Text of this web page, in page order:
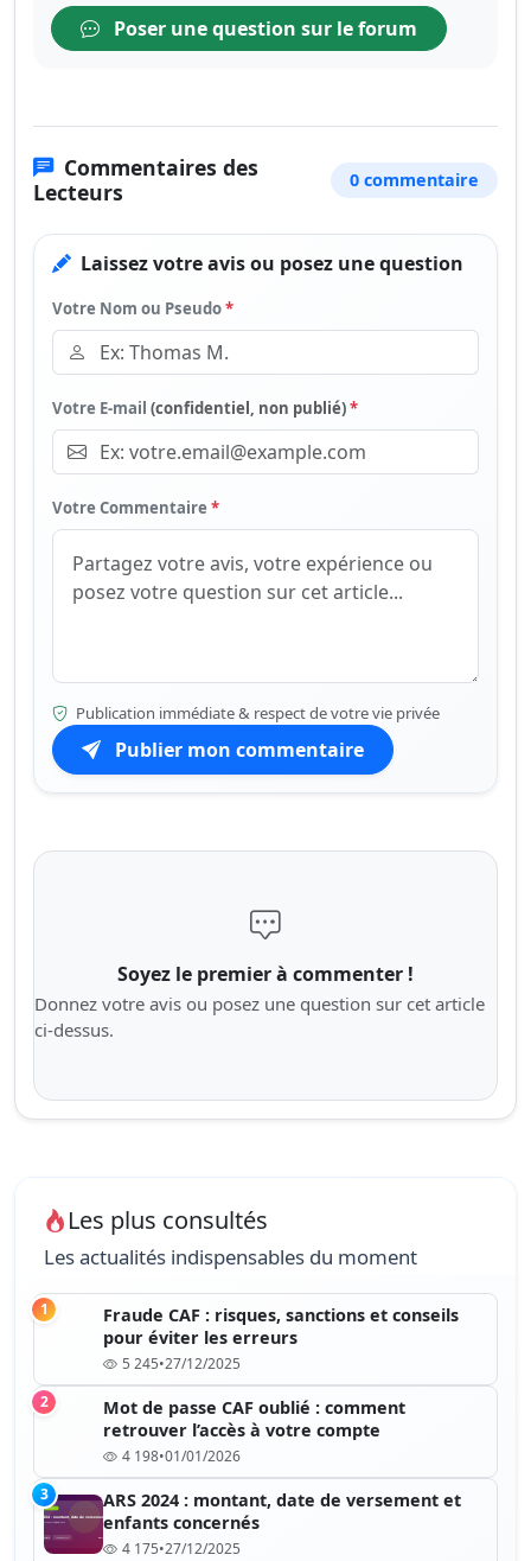
Poser une question sur le forum
Commentaires des
Lecteurs
0 commentaire
Laissez votre avis ou posez une question
Votre Nom ou Pseudo*
Votre E-mail (confidentiel, non publié)*
Votre Commentaire *
Publication immédiate & respect de votre vie privée
Publier mon commentaire
Soyez le premier à commenter !
Donnez votre avis ou posez une question sur cet article
ci-dessus.
Les plus consultés
Les actualités indispensables du moment
1
Fraude CAF : risques, sanctions et conseils
pour éviter les erreurs
5 245•27/12/2025
2
Mot de passe CAF oublié : comment
retrouver l’accès à votre compte
4 198•01/01/2026
3
ARS 2024 : montant, date de versement et
enfants concernés
4 175•27/12/2025